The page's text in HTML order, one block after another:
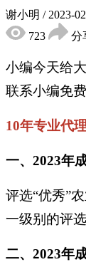
谢小明 / 2023-
723
分
小编今天给
联系小编免费
10年专业代
一、2023年
评选“优秀”
一级别的评选
二、2023年